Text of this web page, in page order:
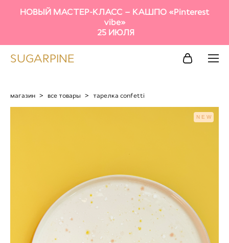
НОВЫЙ МАСТЕР-КЛАСС – КАШПО «Pinterest
vibe»
25 ИЮЛЯ
SUGARPINE
магазин > все товары > тарелка confetti
NEW